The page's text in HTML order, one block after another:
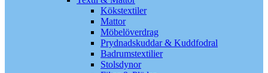
Kökstextiler
Mattor
Möbelöverdrag
Prydnadskuddar & Kuddfodral
Badrumstextilier
Stolsdynor